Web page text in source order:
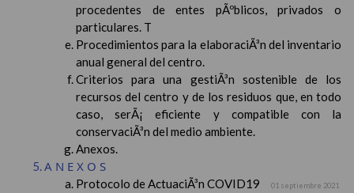
procedentes de entes pÃºblicos, privados o
particulares. T
Procedimientos para la elaboraciÃ³n del inventario
anual general del centro.
Criterios para una gestiÃ³n sostenible de los
recursos del centro y de los residuos que, en todo
caso, serÃ¡ eficiente y compatible con la
conservaciÃ³n del medio ambiente.
Anexos.
ANEXOS
Protocolo de ActuaciÃ³n COVID19 01 septiembre 2021